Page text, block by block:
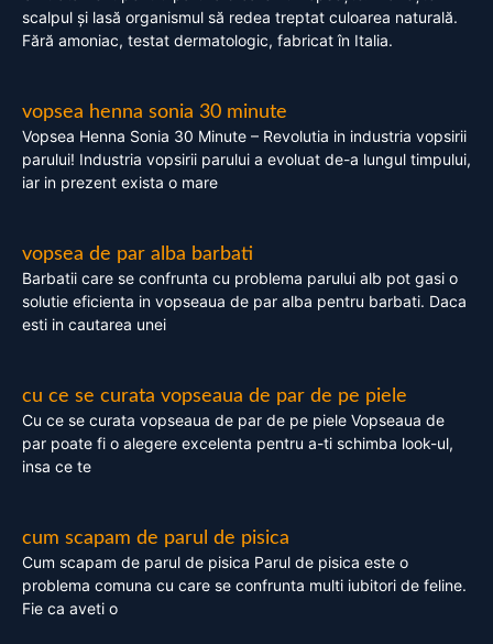
scalpul și lasă organismul să redea treptat culoarea naturală.
Fără amoniac, testat dermatologic, fabricat în Italia.
vopsea henna sonia 30 minute
Vopsea Henna Sonia 30 Minute – Revolutia in industria vopsirii
parului! Industria vopsirii parului a evoluat de-a lungul timpului,
iar in prezent exista o mare
vopsea de par alba barbati
Barbatii care se confrunta cu problema parului alb pot gasi o
solutie eficienta in vopseaua de par alba pentru barbati. Daca
esti in cautarea unei
cu ce se curata vopseaua de par de pe piele
Cu ce se curata vopseaua de par de pe piele Vopseaua de
par poate fi o alegere excelenta pentru a-ti schimba look-ul,
insa ce te
cum scapam de parul de pisica
Cum scapam de parul de pisica Parul de pisica este o
problema comuna cu care se confrunta multi iubitori de feline.
Fie ca aveti o